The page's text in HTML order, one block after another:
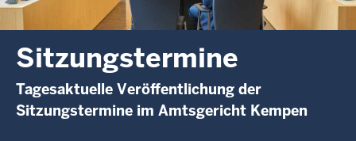
Sitzungstermine
Tagesaktuelle Veröffentlichung der
Sitzungstermine im Amtsgericht Kempen